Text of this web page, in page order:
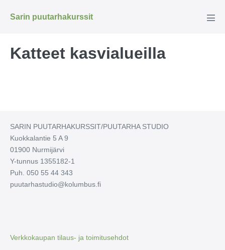
sisältöön
Sarin puutarhakurssit
Katteet kasvialueilla
SARIN PUUTARHAKURSSIT/PUUTARHA STUDIO
Kuokkalantie 5 A 9
01900 Nurmijärvi
Y-tunnus 1355182-1
Puh. 050 55 44 343
puutarhastudio@kolumbus.fi
Verkkokaupan tilaus- ja toimitusehdot